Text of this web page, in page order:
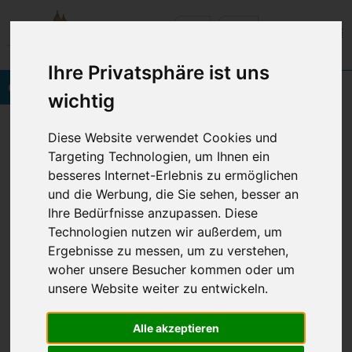
Ihre Privatsphäre ist uns
wichtig
Diese Website verwendet Cookies und
Targeting Technologien, um Ihnen ein
besseres Internet-Erlebnis zu ermöglichen
und die Werbung, die Sie sehen, besser an
Ihre Bedürfnisse anzupassen. Diese
Technologien nutzen wir außerdem, um
Ergebnisse zu messen, um zu verstehen,
woher unsere Besucher kommen oder um
unsere Website weiter zu entwickeln.
Alle akzeptieren
Onlinebuchung
Kulinarik - Essen & Trinken
Antwort Tischreservierung
VIELEN DANK !
Wir haben Ihre Reservierungsanfrage erhalten und
leiten diese an unsere zuständige Eventabteilung
Sie erhalten schnellstmöglich eine Antwort von uns.